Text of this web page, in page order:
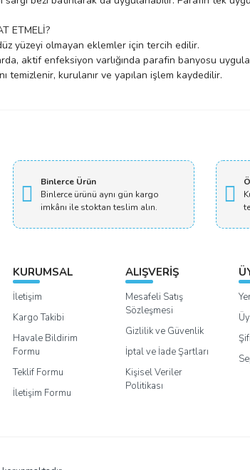
ETMELİ?
yüzeyi olmayan eklemler için tercih edilir.
aktif enfeksiyon varlığında parafin banyosu
temizlenir, kurulanır ve yapılan işlem kaydedilir.
Binlerce Ürün
Binlerce ürünü aynı gün kargo
imkânı ile stoktan teslim alın.
KURUMSAL
İletişim
Kargo Takibi
Havale Bildirim
Formu
Teklif Formu
İletişim Formu
ALIŞVERİŞ
Mesafeli Satış
Sözleşmesi
Gizlilik ve Güvenlik
İptal ve İade Şartları
Kişisel Veriler
Politikası